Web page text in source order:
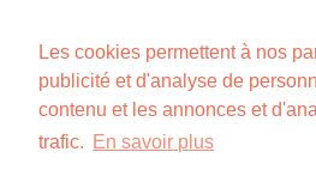
Les cookies permettent à nos
publicité et d'analyse de
contenu et les annonces et
trafic. En savoir plus